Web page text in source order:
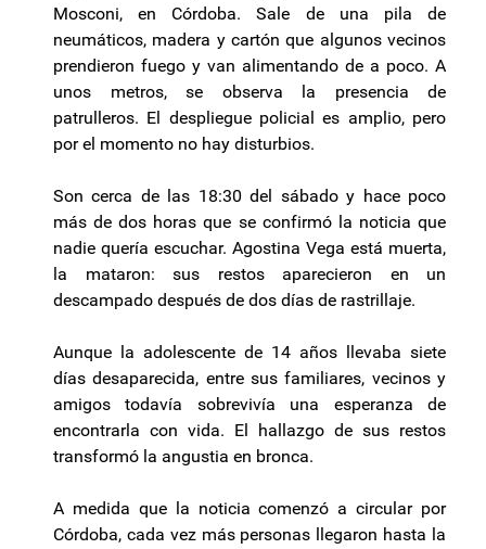
Mosconi, en Córdoba. Sale de una pila de
neumáticos, madera y cartón que algunos vecinos
prendieron fuego y van alimentando de a poco. A
unos metros, se observa la presencia de
patrulleros. El despliegue policial es amplio, pero
por el momento no hay disturbios.
Son cerca de las 18:30 del sábado y hace poco
más de dos horas que se confirmó la noticia que
nadie quería escuchar. Agostina Vega está muerta,
la mataron: sus restos aparecieron en un
descampado después de dos días de rastrillaje.
Aunque la adolescente de 14 años llevaba siete
días desaparecida, entre sus familiares, vecinos y
amigos todavía sobrevivía una esperanza de
encontrarla con vida. El hallazgo de sus restos
transformó la angustia en bronca.
A medida que la noticia comenzó a circular por
Córdoba, cada vez más personas llegaron hasta la